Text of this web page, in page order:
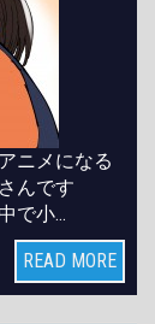
ニメになる
んです
で小…
READ MORE